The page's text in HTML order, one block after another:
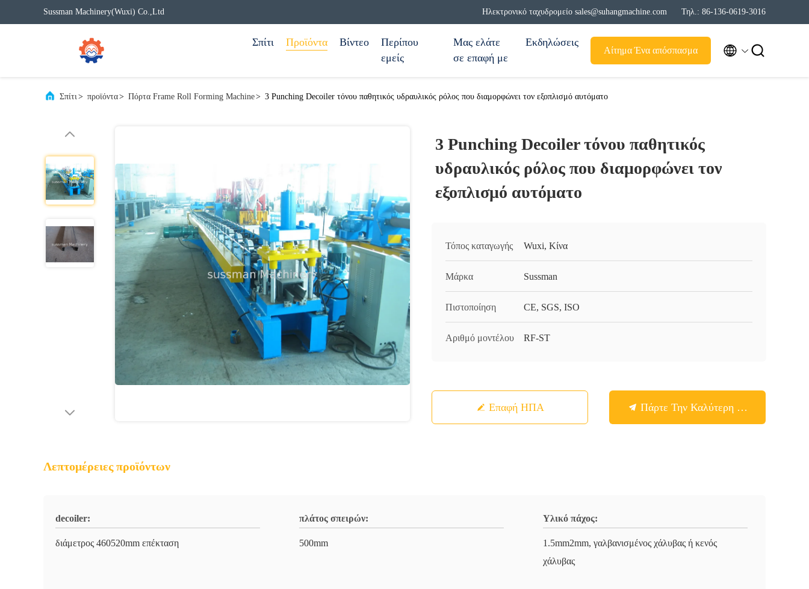
Sussman Machinery(Wuxi) Co.,Ltd Ηλεκτρονικό ταχυδρομείο sales@suhangmachine.com Τηλ.: 86-136-0619-3016
Σπίτι Προϊόντα Βίντεο
Περίπου
εμείς
Μας ελάτε
σε επαφή με
Εκδηλώσεις
Αίτημα Ένα απόσπασμα  
Σπίτι> προϊόντα> Πόρτα Frame Roll Forming Machine> 3 Punching Decoiler τόνου παθητικός υδραυλικός ρόλος που διαμορφώνει τον εξοπλισμό αυτόματο
3 Punching Decoiler τόνου παθητικός
υδραυλικός ρόλος που διαμορφώνει τον
εξοπλισμό αυτόματο
Τόπος καταγωγής Wuxi, Κίνα
Μάρκα Sussman
Πιστοποίηση CE, SGS, ISO
Αριθμό μοντέλου RF-ST
Επαφή ΗΠΑ Πάρτε Την Καλύτερη Τιμή
Λεπτομέρειες προϊόντων
decoiler:
διάμετρος 460520mm επέκταση
πλάτος σπειρών:
500mm
Υλικό πάχος:
1.5mm2mm, γαλβανισμένος χάλυβας ή κενός
χάλυβας